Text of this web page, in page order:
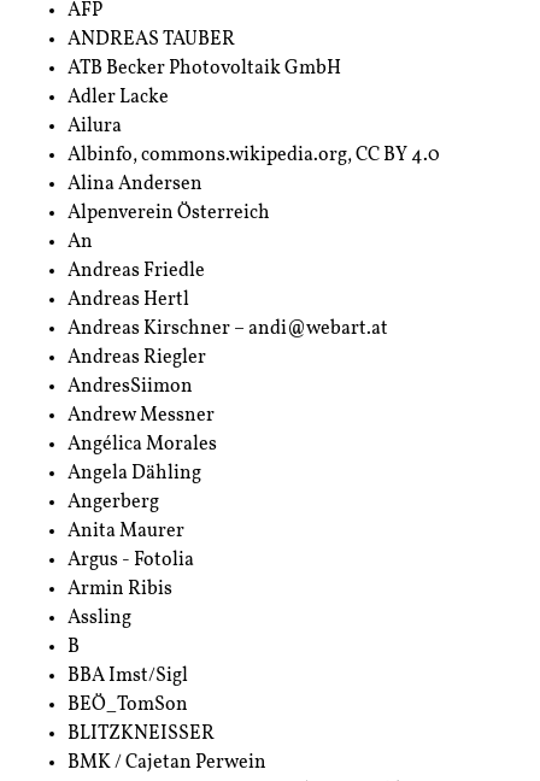
AFP
ANDREAS TAUBER
ATB Becker Photovoltaik GmbH
Adler Lacke
Ailura
Albinfo, commons.wikipedia.org, CC BY 4.0
Alina Andersen
Alpenverein Österreich
An
Andreas Friedle
Andreas Hertl
Andreas Kirschner – andi@webart.at
Andreas Riegler
AndresSiimon
Andrew Messner
Angélica Morales
Angela Dähling
Angerberg
Anita Maurer
Argus - Fotolia
Armin Ribis
Assling
B
BBA Imst/Sigl
BEÖ_TomSon
BLITZKNEISSER
BMK / Cajetan Perwein